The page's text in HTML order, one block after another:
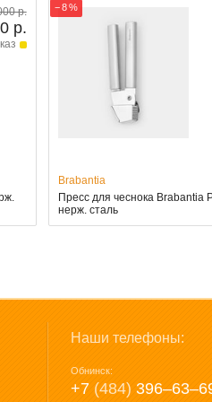
р.
р.
− 8 %
Brabantia
Пресс для чеснока Brabantia
нерж. сталь
Наши телефоны:
Обнинск:
+7 (484)